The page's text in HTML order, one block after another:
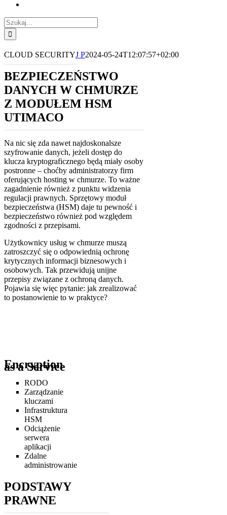
Szukaj
CLOUD SECURITYJ P2024-05-24T12:07:57+02:00
BEZPIECZEŃSTWO
DANYCH W CHMURZE
Z MODUŁEM HSM
UTIMACO
Na nic się zda nawet najdoskonalsze
szyfrowanie danych, jeżeli dostęp do
klucza kryptograficznego będą miały osoby
postronne – choćby administratorzy firm
oferujących hosting w chmurze. To ważne
zagadnienie również z punktu widzenia
regulacji prawnych. Sprzętowy moduł
bezpieczeństwa (HSM) daje tu pewność i
bezpieczeństwo również pod względem
zgodności z przepisami.
Użytkownicy usług w chmurze muszą
zatroszczyć się o odpowiednią ochronę
krytycznych informacji biznesowych i
osobowych. Tak przewidują unijne
przepisy związane z ochroną danych.
Pojawia się więc pytanie: jak zrealizować
to postanowienie to w praktyce?
Encryption
as a Service
RODO
Zarządzanie
kluczami
Infrastruktura
HSM
Odciążenie
serwera
aplikacji
Zdalne
administrowanie
PODSTAWY
PRAWNE